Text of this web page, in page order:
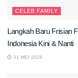
CELEB FAMILY
Langkah Baru Frisian
Indonesia Kini & Nanti
31 MEI 2026